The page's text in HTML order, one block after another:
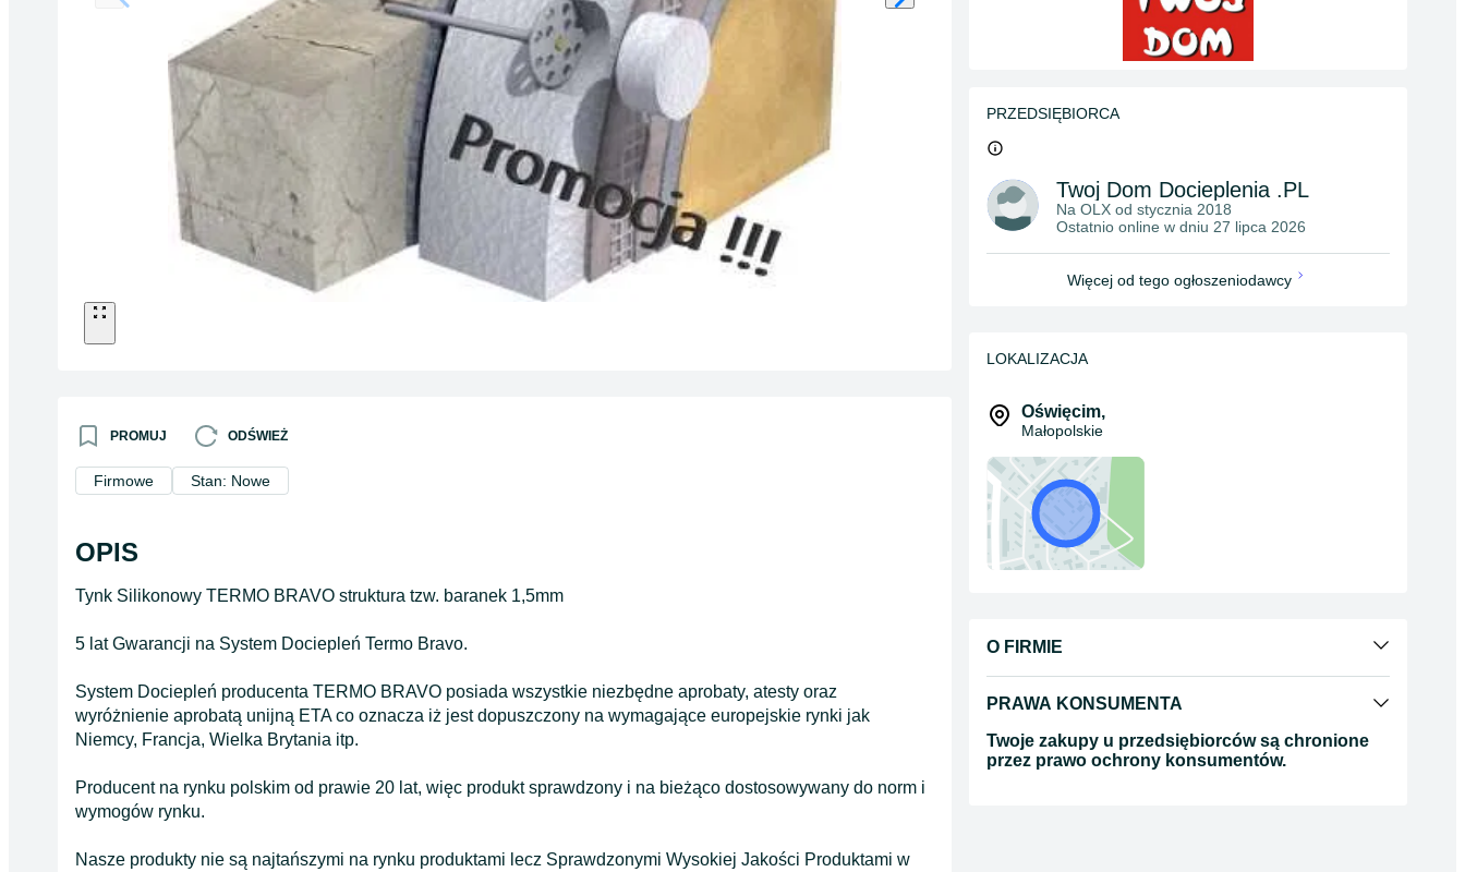
PROMUJ ODŚWIEŻ
Firmowe Stan: Nowe
OPIS
Tynk Silikonowy TERMO BRAVO struktura tzw. baranek 1,5mm
5 lat Gwarancji na System Dociepleń Termo Bravo.
System Dociepleń producenta TERMO BRAVO posiada wszystkie niezbędne aprobaty, atesty oraz
wyróżnienie aprobatą unijną ETA co oznacza iż jest dopuszczony na wymagające europejskie rynki jak
Niemcy, Francja, Wielka Brytania itp.
Producent na rynku polskim od prawie 20 lat, więc produkt sprawdzony i na bieżąco dostosowywany do norm i
wymogów rynku.
Nasze produkty nie są najtańszymi na rynku produktami lecz Sprawdzonymi Wysokiej Jakości Produktami w
PRZEDSIĘBIORCA
Twoj Dom Docieplenia .PL
Na OLX od stycznia 2018
Ostatnio online w dniu 27 lipca 2026
Więcej od tego ogłoszeniodawcy
LOKALIZACJA
Oświęcim,
Małopolskie
O FIRMIE
PRAWA KONSUMENTA
Twoje zakupy u przedsiębiorców są chronione
przez prawo ochrony konsumentów.